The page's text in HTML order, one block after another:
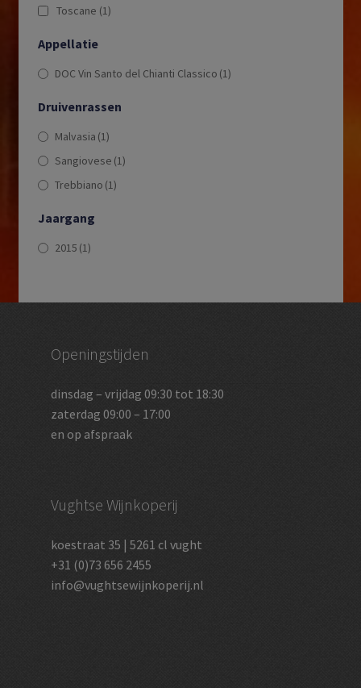
Toscane (1)
Appellatie
DOC Vin Santo del Chianti Classico (1)
Druivenrassen
Malvasia (1)
Sangiovese (1)
Trebbiano (1)
Jaargang
2015 (1)
Openingstijden
dinsdag – vrijdag 09:30 tot 18:30
zaterdag 09:00 – 17:00
en op afspraak
Vughtse Wijnkoperij
koestraat 35 | 5261 cl vught
+31 (0)73 656 2455
info@vughtsewijnkoperij.nl